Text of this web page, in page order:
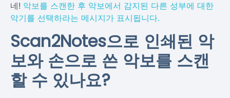
네! 악보를 스캔한 후 악보에서 감지된 다른 성부에 대한
악기를 선택하라는 메시지가 표시됩니다.
Scan2Notes으로 인쇄된 악
보와 손으로 쓴 악보를 스캔
할 수 있나요?